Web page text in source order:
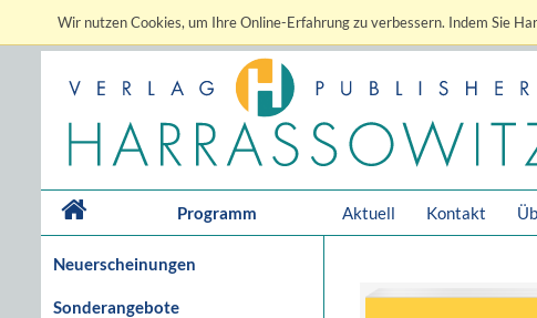
Wir nutzen Cookies, um Ihre Online-Erfahrung zu verbessern. Indem Sie
Programm Aktuell Kontakt
Neuerscheinungen
Sonderangebote